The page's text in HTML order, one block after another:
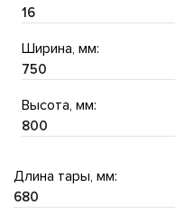
16
Ширина, мм:
750
Высота, мм:
800
Длина тары, мм:
680